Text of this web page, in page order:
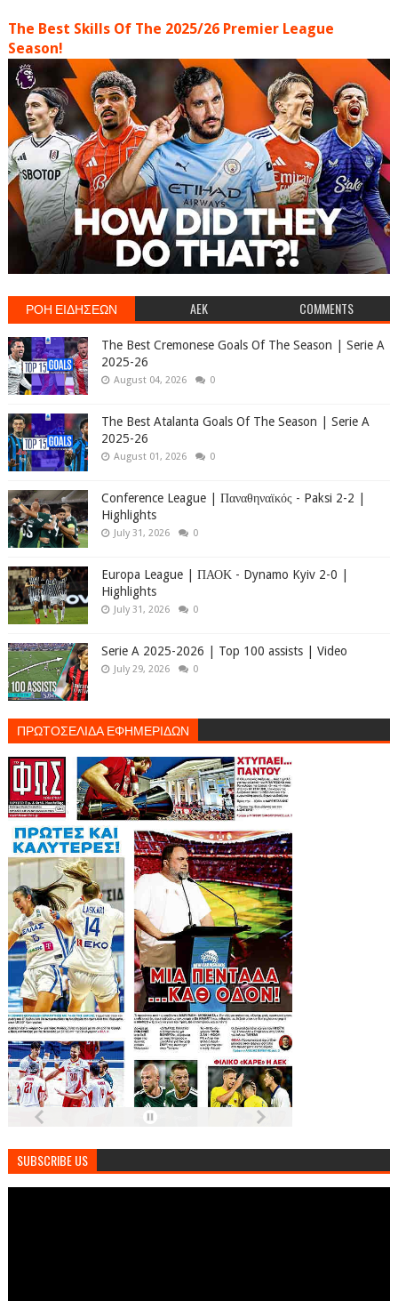
The Best Skills Of The 2025/26 Premier League
Season!
ΡΟΗ ΕΙΔΗΣΕΩΝ AEK COMMENTS
The Best Cremonese Goals Of The Season | Serie A
2025-26
August 04, 2026 0
The Best Atalanta Goals Of The Season | Serie A
2025-26
August 01, 2026 0
Conference League | Παναθηναϊκός - Paksi 2-2 |
Highlights
July 31, 2026 0
Europa League | ΠΑΟΚ - Dynamo Kyiv 2-0 |
Highlights
July 31, 2026 0
Serie A 2025-2026 | Top 100 assists | Video
July 29, 2026 0
ΠΡΩΤΟΣΕΛΙΔΑ ΕΦΗΜΕΡΙΔΩΝ
SUBSCRIBE US